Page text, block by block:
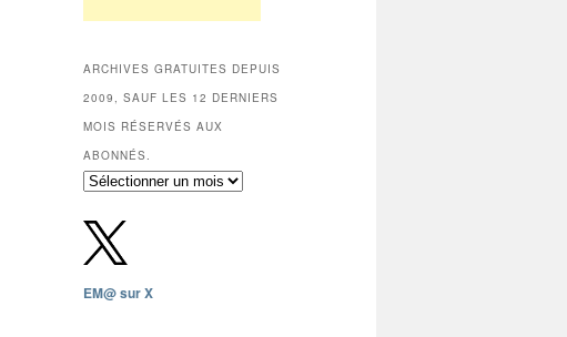
ARCHIVES GRATUITES DEPUIS
2009, SAUF LES 12 DERNIERS
MOIS RÉSERVÉS AUX
ABONNÉS.
Archives
depuis
2009,
sauf
les
EM@ sur X